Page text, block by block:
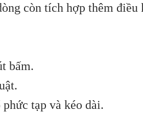
còn tích hợp thêm
bấm.
tạp và kéo dài.